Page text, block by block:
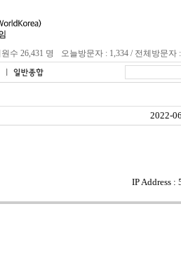
수 26,431 명 오늘방문자 : 1,334 / 전체방문자
2022-
IP Address :